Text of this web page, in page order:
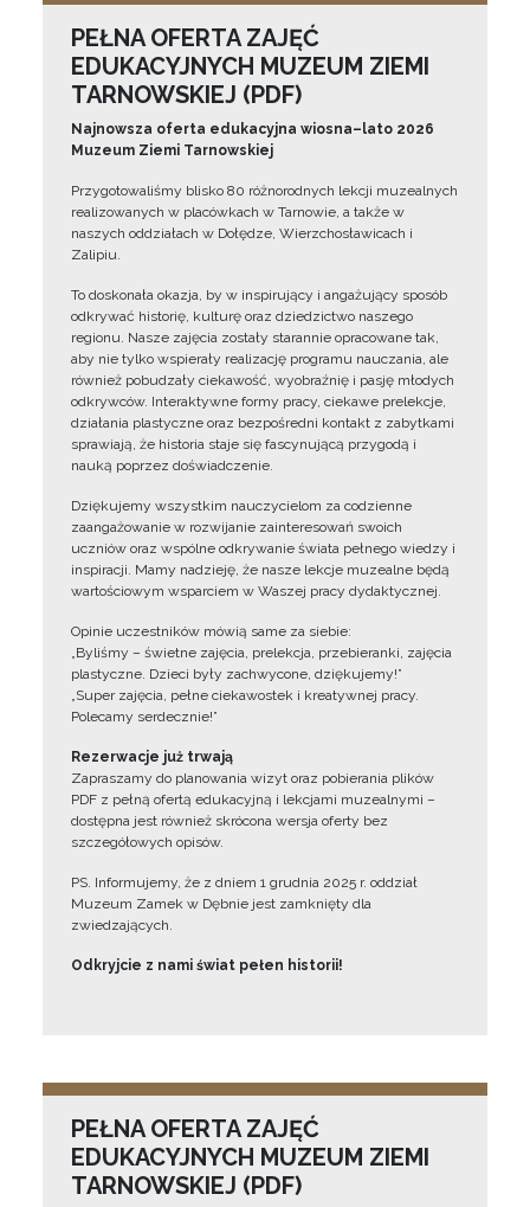
PEŁNA OFERTA ZAJĘĆ
EDUKACYJNYCH MUZEUM ZIEMI
TARNOWSKIEJ (PDF)
Najnowsza oferta edukacyjna wiosna–lato 2026
Muzeum Ziemi Tarnowskiej
Przygotowaliśmy blisko 80 różnorodnych lekcji muzealnych
realizowanych w placówkach w Tarnowie, a także w
naszych oddziałach w Dołędze, Wierzchosławicach i
Zalipiu.
To doskonała okazja, by w inspirujący i angażujący sposób
odkrywać historię, kulturę oraz dziedzictwo naszego
regionu. Nasze zajęcia zostały starannie opracowane tak,
aby nie tylko wspierały realizację programu nauczania, ale
również pobudzały ciekawość, wyobraźnię i pasję młodych
odkrywców. Interaktywne formy pracy, ciekawe prelekcje,
działania plastyczne oraz bezpośredni kontakt z zabytkami
sprawiają, że historia staje się fascynującą przygodą i
nauką poprzez doświadczenie.
Dziękujemy wszystkim nauczycielom za codzienne
zaangażowanie w rozwijanie zainteresowań swoich
uczniów oraz wspólne odkrywanie świata pełnego wiedzy i
inspiracji. Mamy nadzieję, że nasze lekcje muzealne będą
wartościowym wsparciem w Waszej pracy dydaktycznej.
Opinie uczestników mówią same za siebie:
„Byliśmy – świetne zajęcia, prelekcja, przebieranki, zajęcia
plastyczne. Dzieci były zachwycone, dziękujemy!”
„Super zajęcia, pełne ciekawostek i kreatywnej pracy.
Polecamy serdecznie!”
Rezerwacje już trwają
Zapraszamy do planowania wizyt oraz pobierania plików
PDF z pełną ofertą edukacyjną i lekcjami muzealnymi –
dostępna jest również skrócona wersja oferty bez
szczegółowych opisów.
PS. Informujemy, że z dniem 1 grudnia 2025 r. oddział
Muzeum Zamek w Dębnie jest zamknięty dla
zwiedzających.
Odkryjcie z nami świat pełen historii!
PEŁNA OFERTA ZAJĘĆ
EDUKACYJNYCH MUZEUM ZIEMI
TARNOWSKIEJ (PDF)